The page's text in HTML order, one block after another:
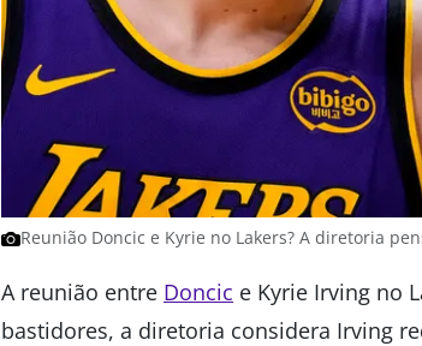
Reunião Doncic e Kyrie no Lakers? A diretoria
A reunião entre Doncic e Kyrie Irving no
bastidores, a diretoria considera Irving